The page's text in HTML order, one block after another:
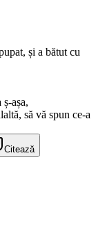
și a bătut cu
așa,
să vă spun ce-a
Citează